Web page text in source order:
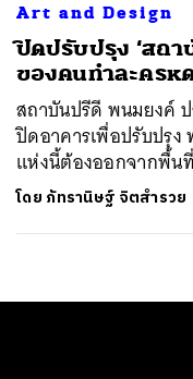
Art and Design
ปิดปรับปรุง ‘สถ
ของคนทำละครห
สถาบันปรีดี พนมยงค์
ปิดอาคารเพื่อปรับปรุ
แห่งนี้ต้องออกจากพื้นที่
โดย ภัทรานิษฐ์ จิตสำรวย